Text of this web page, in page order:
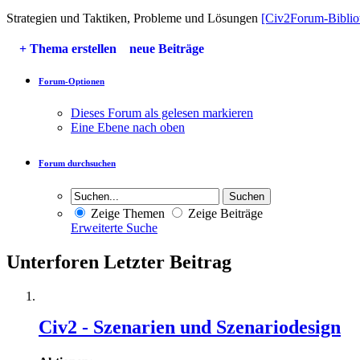
Strategien und Taktiken, Probleme und Lösungen [Civ2Forum-
+ Thema erstellen neue Beiträge
Forum-Optionen
Dieses Forum als gelesen markieren
Eine Ebene nach oben
Forum durchsuchen
Zeige Themen
Zeige Beiträge
Erweiterte Suche
Unterforen Letzter Beitrag
Civ2 - Szenarien und Szenariodesign